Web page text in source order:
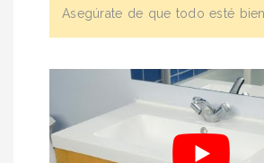
Asegúrate de que todo esté bien